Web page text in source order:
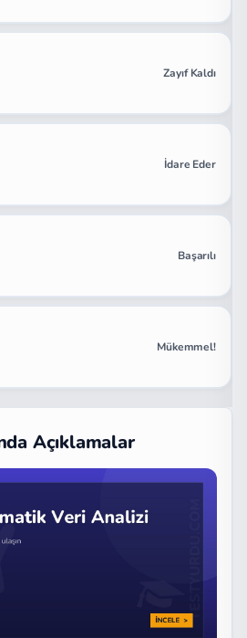
Zayıf Kaldı
İdare Eder
Başarılı
Mükemmel!
Açıklamalar